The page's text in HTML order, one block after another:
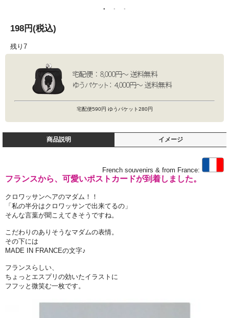
198円(税込)
残り7
宅配便590円 ゆうパケット280円
商品説明 イメージ
French souvenirs & from France:
フランスから、可愛いポストカードが到着しました。
クロワッサンヘアのマダム！！
「私の半分はクロワッサンで出来てるの」
そんな言葉が聞こえてきそうですね。
こだわりのありそうなマダムの表情。
その下には
MADE IN FRANCEの文字♪
フランスらしい、
ちょっとエスプリの効いたイラストに
フフッと微笑む一枚です。